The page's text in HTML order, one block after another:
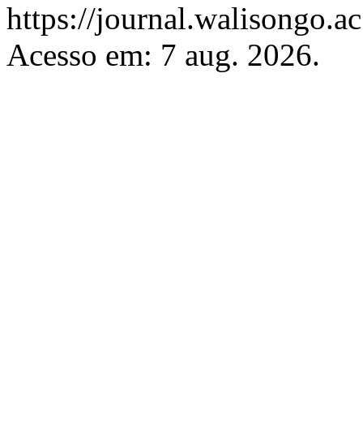
https://
Acesso em: 7 aug. 2026.